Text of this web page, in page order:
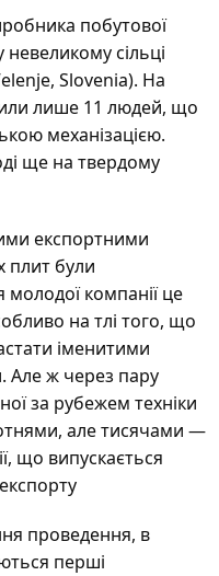
побутової
невеликому сільці
Slovenia). На
лише 11 людей, що
механізацією.
ще на твердому
експортними
плит були
компанії це
на тлі того, що
іменитими
Але ж через пару
за рубежем техніки
але тисячами —
що випускається
проведення, в
перші